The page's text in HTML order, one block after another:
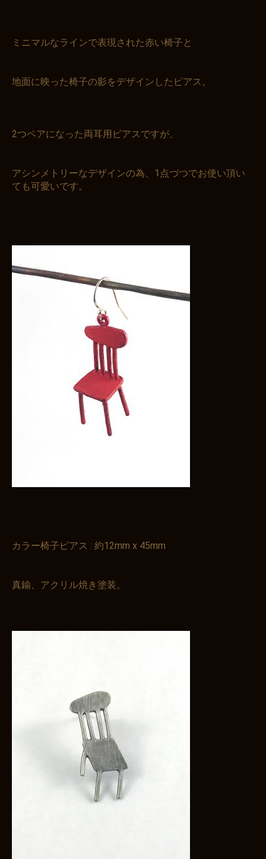
ミニマルなラインで表現された赤い椅子と
地面に映った椅子の影をデザインしたピアス。
2つペアになった両耳用ピアスですが、
アシンメトリーなデザインの為、1点づつでお使い頂い
ても可愛いです。
カラー椅子ピアス : 約12mm x 45mm
真鍮、アクリル焼き塗装。